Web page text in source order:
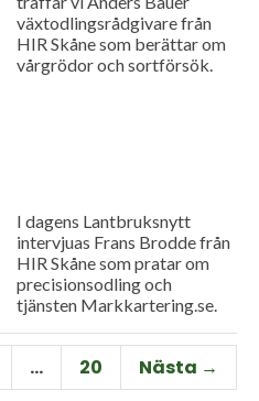
växtodlingsrådgivare från
HIR Skåne som berättar om
vårgrödor och sortförsök.
I dagens Lantbruksnytt
intervjuas Frans Brodde från
HIR Skåne som pratar om
precisionsodling och
tjänsten Markkartering.se.
nyhetsuppdatering med en
rapport från
spannmålsmarknaden.
… 20 Nästa →